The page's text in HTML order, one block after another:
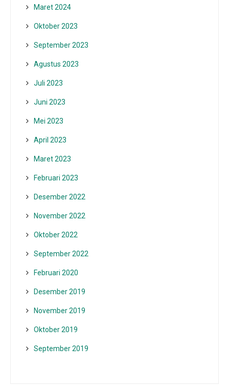
Maret 2024
Oktober 2023
September 2023
Agustus 2023
Juli 2023
Juni 2023
Mei 2023
April 2023
Maret 2023
Februari 2023
Desember 2022
November 2022
Oktober 2022
September 2022
Februari 2020
Desember 2019
November 2019
Oktober 2019
September 2019